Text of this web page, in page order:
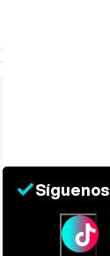
Síguenos